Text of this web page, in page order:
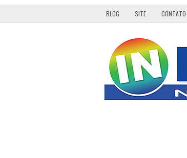
BLOG SITE CONTATO